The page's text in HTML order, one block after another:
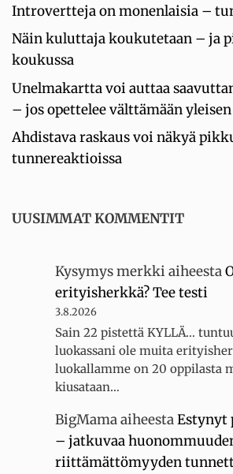
Introvertteja on monenlaisia –
Näin kuluttaja koukutetaan – ja
koukussa
Unelmakartta voi auttaa
– jos opettelee välttämään
Ahdistava raskaus voi näkyä
tunnereaktioissa
UUSIMMAT KOMMENTIT
Kysymys merkki aiheesta
erityisherkkä? Tee testi
3.8.2026
Sain 22 pistettä KYLLÄ...
luokassani ole muita
luokallamme on 20 oppilasta
kiusataan…
BigMamaaiheestaEstynyt
– jatkuvaa
riittämättömyyden